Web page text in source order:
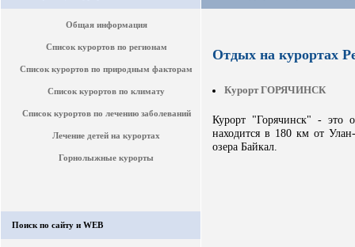
Общая информация
Список курортов по регионам
Список курортов по природным факторам
Список курортов по климату
Список курортов по лечению заболеваний
Лечение детей на курортах
Горнолыжные курорты
Поиск по сайту и WEB
Отдых на курортах
Курорт ГОРЯЧИНСК
Курорт "Горячинск" - это
находится в 180 км от
озера Байкал.